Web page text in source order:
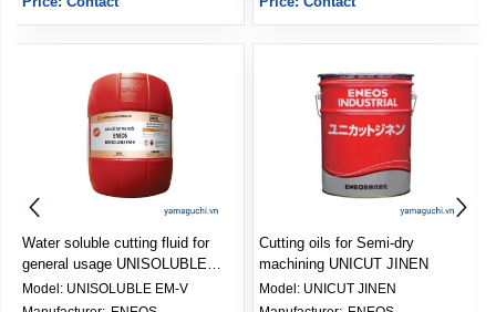
Water soluble cutting fluid for
general usage UNISOLUBLE
EM-V
Model: UNISOLUBLE EM-V
Cutting oils for Semi-dry
machining UNICUT JINEN
Model: UNICUT JINEN